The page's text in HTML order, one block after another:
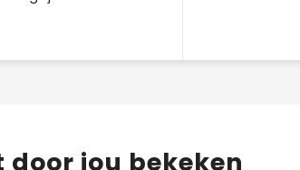
door jou bekeken